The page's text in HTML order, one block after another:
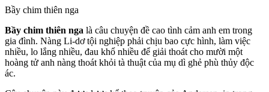
Bầy chim thiên nga
Bầy chim thiên nga là câu chuyện đề cao tình cảm anh em trong
gia đình. Nàng Li-dơ tội nghiệp phải chịu bao cực hình, làm việc
nhiều, lo lắng nhiều, đau khổ nhiều để giải thoát cho mười một
hoàng tử anh nàng thoát khỏi tà thuật của mụ dì ghẻ phù thủy độc
ác.